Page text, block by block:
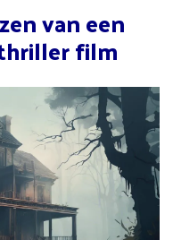
van een
film